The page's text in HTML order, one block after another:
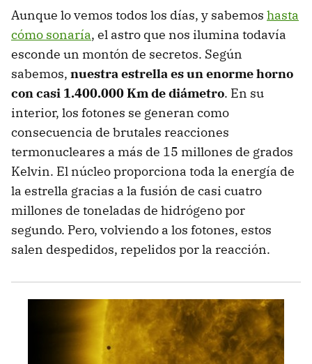
Aunque lo vemos todos los días, y sabemos hasta
cómo sonaría, el astro que nos ilumina todavía
esconde un montón de secretos. Según
sabemos, nuestra estrella es un enorme horno
con casi 1.400.000 Km de diámetro. En su
interior, los fotones se generan como
consecuencia de brutales reacciones
termonucleares a más de 15 millones de grados
Kelvin. El núcleo proporciona toda la energía de
la estrella gracias a la fusión de casi cuatro
millones de toneladas de hidrógeno por
segundo. Pero, volviendo a los fotones, estos
salen despedidos, repelidos por la reacción.